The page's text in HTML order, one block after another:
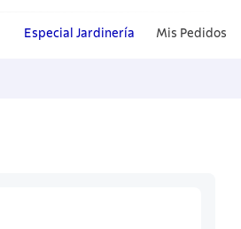
Especial Jardinería Mis Pedidos